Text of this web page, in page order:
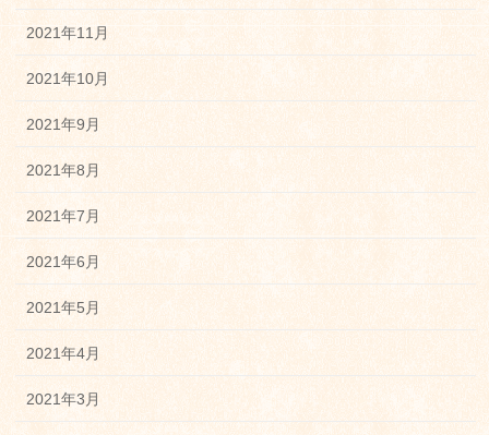
2021年11月
2021年10月
2021年9月
2021年8月
2021年7月
2021年6月
2021年5月
2021年4月
2021年3月